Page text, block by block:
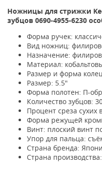
Ножницы для стрижки
зубцов 0690-4955-6230
Форма ручек:
Вид ножниц:
Назначение:
Материал:
Размер и форма
Размер: 5.5"
Форма полотен: П-
Количество зубцов:
Процент среза сухих
Форма режущей
Винт: плоский винт
Упор для пальца:
Страна бренда:
Страна